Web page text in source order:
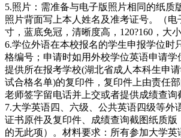
5.照片：需准备与电子版照片相同的纸质
照片背面写上本人姓名及准考证号。（电
寸，蓝底免冠，清晰度高，120?160，大
6.学位外语在本校报名的学生申报学位时
格编号；申请时如用外校学位英语申请学
提供所在报考学校(湖北省成人本科生申
试合格名单)的复印件，复印件上由责任
老师签字留电话并上交或者提供成绩查询
7.大学英语四、六级、公共英语四级等外
证书原件及复印件、成绩查询截图纸质版
的无此项）。材料要求：所有参加大学英